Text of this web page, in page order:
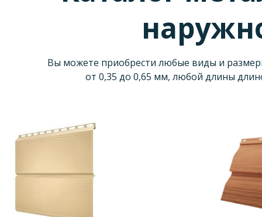
Вы можете приобрести любые виды и
от 0,35 до 0,65 мм, любой длины